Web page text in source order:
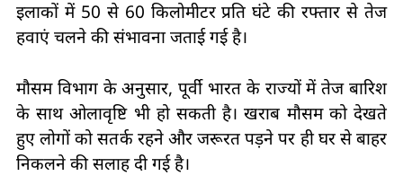
इलाकों में 50 से 60 किलोमीटर प्रति घंटे की रफ्तार से तेज
हवाएं चलने की संभावना जताई गई है।
मौसम विभाग के अनुसार, पूर्वी भारत के राज्यों में तेज बारिश
के साथ ओलावृष्टि भी हो सकती है। खराब मौसम को देखते
हुए लोगों को सतर्क रहने और जरूरत पड़ने पर ही घर से बाहर
निकलने की सलाह दी गई है।